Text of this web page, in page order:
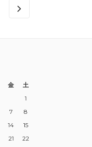
金
土
1
7
8
14
15
21
22